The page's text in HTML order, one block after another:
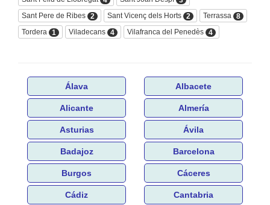
Sant Pere de Ribes 2 Sant Vicenç dels Horts 2 Terrassa
8
Tordera
1 Viladecans 4 Vilafranca del Penedès 4
Álava Albacete
Alicante Almería
Asturias Ávila
Badajoz Barcelona
Burgos Cáceres
Cádiz Cantabria